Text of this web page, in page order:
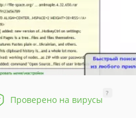
Проверено на вирусы
?